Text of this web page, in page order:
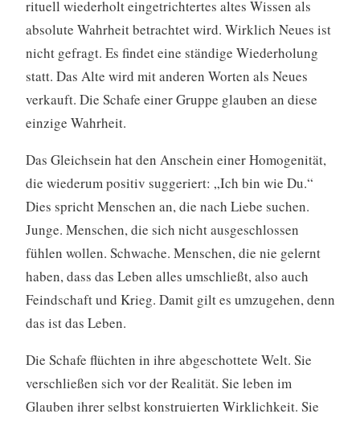
rituell wiederholt eingetrichtertes altes Wissen als
absolute Wahrheit betrachtet wird. Wirklich Neues ist
nicht gefragt. Es findet eine ständige Wiederholung
statt. Das Alte wird mit anderen Worten als Neues
verkauft. Die Schafe einer Gruppe glauben an diese
einzige Wahrheit.
Das Gleichsein hat den Anschein einer Homogenität,
die wiederum positiv suggeriert: „Ich bin wie Du.“
Dies spricht Menschen an, die nach Liebe suchen.
Junge. Menschen, die sich nicht ausgeschlossen
fühlen wollen. Schwache. Menschen, die nie gelernt
haben, dass das Leben alles umschließt, also auch
Feindschaft und Krieg. Damit gilt es umzugehen, denn
das ist das Leben.
Die Schafe flüchten in ihre abgeschottete Welt. Sie
verschließen sich vor der Realität. Sie leben im
Glauben ihrer selbst konstruierten Wirklichkeit. Sie